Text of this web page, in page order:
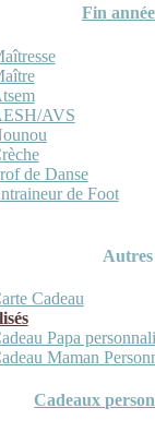
Fin
AVS
de Danse
de Foot
Autres
Cadeau
Papa
Maman
Cadeaux